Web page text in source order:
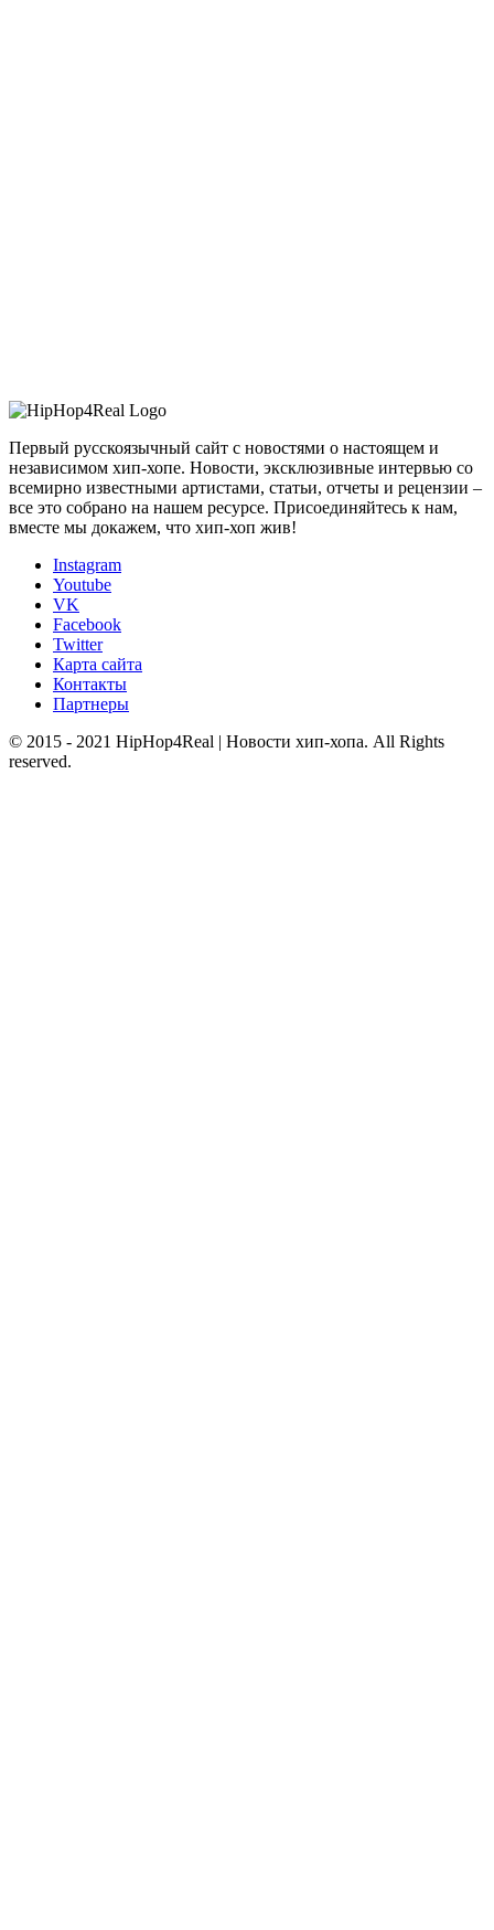
Первый русскоязычный сайт с новостями о настоящем и
независимом хип-хопе. Новости, эксклюзивные интервью со
всемирно известными артистами, статьи, отчеты и рецензии –
все это собрано на нашем ресурсе. Присоединяйтесь к нам,
вместе мы докажем, что хип-хоп жив!
Instagram
Youtube
VK
Facebook
Twitter
Карта сайта
Контакты
Партнеры
© 2015 - 2021 HipHop4Real | Новости хип-хопа. All Rights
reserved.